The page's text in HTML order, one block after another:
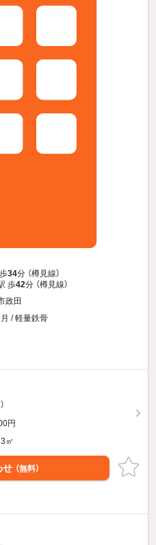
34分 （樽見線）
歩42分 （樽見線）
政田
/ 軽量鉄骨
円
㎡
せ （無料）